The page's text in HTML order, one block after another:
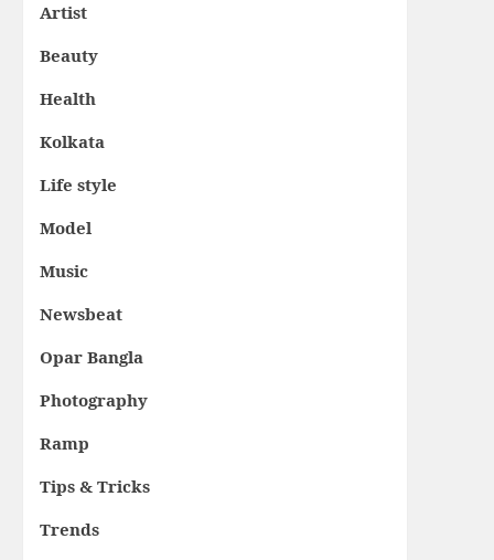
Artist
Beauty
Health
Kolkata
Life style
Model
Music
Newsbeat
Opar Bangla
Photography
Ramp
Tips & Tricks
Trends